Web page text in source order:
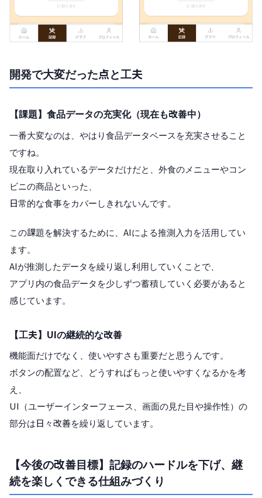
開発で大変だった点と工夫
【課題】食品データの充実化（現在も改善中）
一番大変なのは、やはり食品データベースを充実させること
ですね。
現在取り入れているデータだけだと、外食のメニューやコン
ビニの商品といった、
日常的な食事をカバーしきれないんです。
この課題を解決するために、AIによる推測入力を活用してい
ます。
AIが推測したデータを繰り返し利用していくことで、
アプリ内の食品データを少しずつ蓄積していく必要があると
感じています。
【工夫】UIの継続的な改善
機能面だけでなく、使いやすさも重要だと思うんです。
ボタンの配置など、どうすればもっと使いやすくなるかを考
え、
UI（ユーザーインターフェース、画面の見た目や操作性）の
部分は日々改善を繰り返しています。
【今後の改善目標】記録のハードルを下げ、継
続を楽しくできる仕組みづくり